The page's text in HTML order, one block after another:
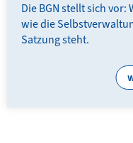
Die BGN stellt sich
wie die
Satzung steht.